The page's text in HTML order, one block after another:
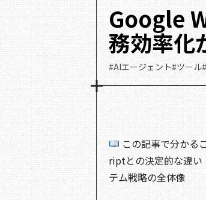
Google
務効率化
#AIエージェント#ツール
この記事で分かる
riptとの決定的な違い
テム戦略の全体像